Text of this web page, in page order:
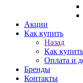
Акции
Как купить
Назад
Как купить
Оплата и
Бренды
Контакты